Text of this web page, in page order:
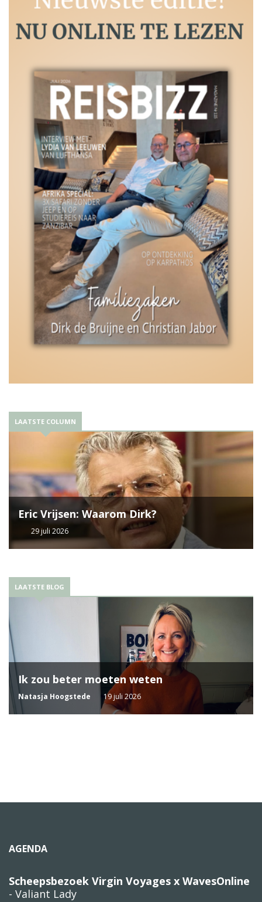
LAATSTE COLUMN
Eric Vrijsen: Waarom Dirk?
29 juli 2026
LAATSTE BLOG
Ik zou beter moeten weten
Natasja Hoogstede 19 juli 2026
AGENDA
Scheepsbezoek Virgin Voyages x WavesOnline
- Valiant Lady